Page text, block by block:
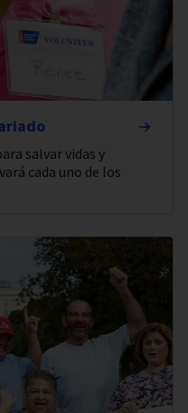
salvar vidas y
cada uno de los